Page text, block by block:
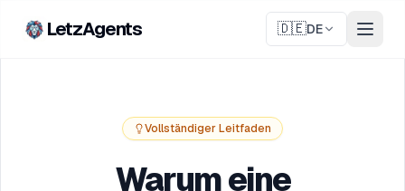
LetzAgents 🇩🇪DE
Vollständiger Leitfaden
Warum eine